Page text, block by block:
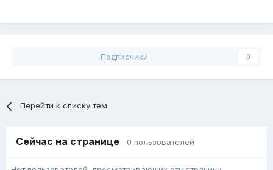
Подписчики 0
Перейти к списку тем
Сейчас на странице 0 пользователей